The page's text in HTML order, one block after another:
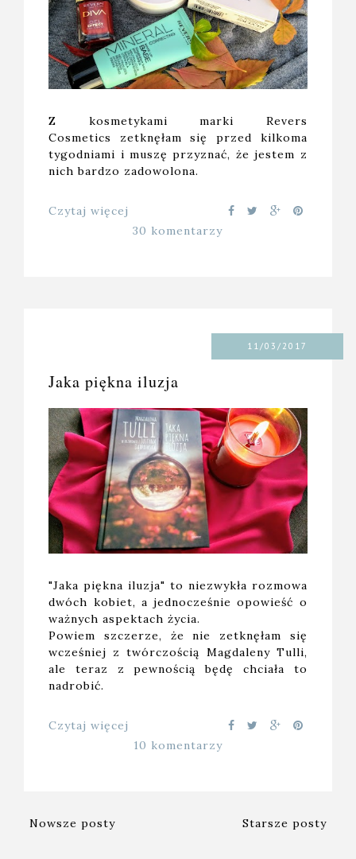
Z kosmetykami marki Revers
Cosmetics zetknęłam się przed kilkoma
tygodniami i muszę przyznać, że jestem z
nich bardzo zadowolona.
Czytaj więcej
30 komentarzy
11/03/2017
Jaka piękna iluzja
"Jaka piękna iluzja" to niezwykła rozmowa
dwóch kobiet, a jednocześnie opowieść o
ważnych aspektach życia.
Powiem szczerze, że nie zetknęłam się
wcześniej z twórczością Magdaleny Tulli,
ale teraz z pewnością będę chciała to
nadrobić.
Czytaj więcej
10 komentarzy
Nowsze posty Starsze posty